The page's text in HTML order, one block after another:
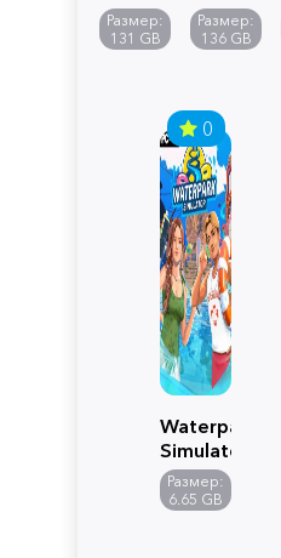
Размер:
131 GB
of
Pandora
Размер:
136 GB
0
Waterpark
Simulator
Размер:
6.65 GB